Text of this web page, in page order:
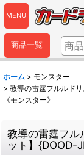
MENU
商品一覧
ホーム > モンスター
> 教導の雷霆フルルド
《モンスター》
教導の雷霆フル
ット】{DOOD-